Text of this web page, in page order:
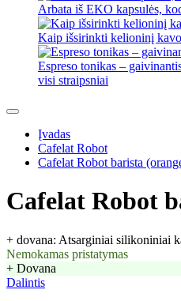
Arbata iš EKO kapsulės,
Kaip išsirinkti kelioninį
Espreso tonikas –
visi straipsniai
Įvadas
Cafelat Robot
Cafelat Robot barista
Cafelat Robot
+ dovana: Atsarginiai silikoniniai
Nemokamas pristatymas
+ Dovana
Dalintis